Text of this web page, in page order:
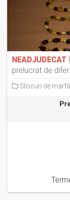
NEADJUDECAT
prelucrat de
Stocuri de marfă